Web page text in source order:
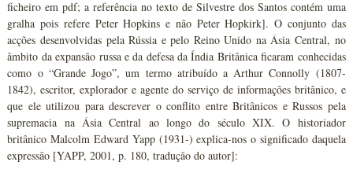
ficheiro em pdf; a referência no texto de Silvestre dos Santos contém uma
gralha pois refere Peter Hopkins e não Peter Hopkirk]. O conjunto das
acções desenvolvidas pela Rússia e pelo Reino Unido na Ásia Central, no
âmbito da expansão russa e da defesa da Índia Britânica ficaram conhecidas
como o “Grande Jogo”, um termo atribuído a Arthur Connolly (1807-
1842), escritor, explorador e agente do serviço de informações britânico, e
que ele utilizou para descrever o conflito entre Britânicos e Russos pela
supremacia na Ásia Central ao longo do século XIX. O historiador
britânico Malcolm Edward Yapp (1931-) explica-nos o significado daquela
expressão [YAPP, 2001, p. 180, tradução do autor]: